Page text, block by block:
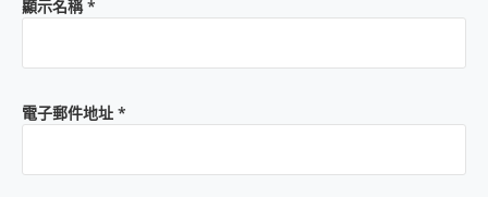
顯示名稱*
電子郵件地址 *